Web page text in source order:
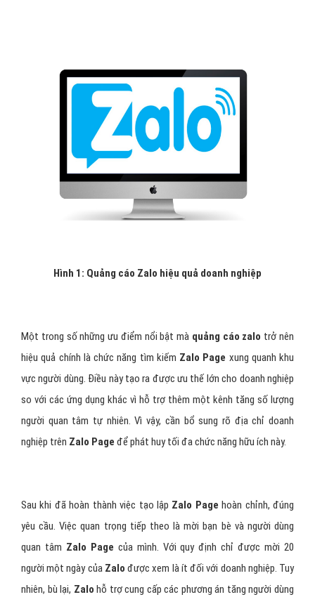
Hình 1: Quảng cáo Zalo hiệu quả doanh nghiệp
Một trong số những ưu điểm nổi bật mà quảng cáo zalo trở nên
hiệu quả chính là chức năng tìm kiếm Zalo Page xung quanh khu
vực người dùng. Điều này tạo ra được ưu thế lớn cho doanh nghiệp
so với các ứng dụng khác vì hỗ trợ thêm một kênh tăng số lượng
người quan tâm tự nhiên. Vì vậy, cần bổ sung rõ địa chỉ doanh
nghiệp trên Zalo Page để phát huy tối đa chức năng hữu ích này.
Sau khi đã hoàn thành việc tạo lập Zalo Page hoàn chỉnh, đúng
yêu cầu. Việc quan trọng tiếp theo là mời bạn bè và người dùng
quan tâm Zalo Page của mình. Với quy định chỉ được mời 20
người một ngày của Zalo được xem là ít đối với doanh nghiệp. Tuy
nhiên, bù lại, Zalo hỗ trợ cung cấp các phương án tăng người dùng